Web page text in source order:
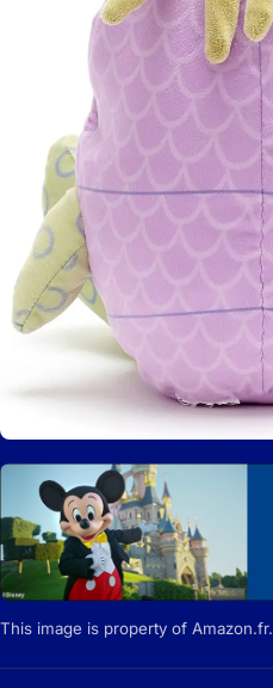
This image is property of Amazon.fr.